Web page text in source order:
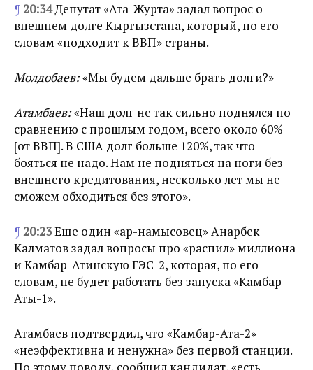
¶ 20:34Депутат «Ата-Журта» задал вопрос о
внешнем долге Кыргызстана, который, по его
словам «подходит к ВВП» страны.
Молдобаев:«Мы будем дальше брать долги?»
Атамбаев:«Наш долг не так сильно поднялся по
сравнению с прошлым годом, всего около 60%
[от ВВП]. В США долг больше 120%, так что
бояться не надо. Нам не подняться на ноги без
внешнего кредитования, несколько лет мы не
сможем обходиться без этого».
¶ 20:23Еще один «ар-намысовец» Анарбек
Калматов задал вопросы про «распил» миллиона
и Камбар-Атинскую ГЭС-2, которая, по его
словам, не будет работать без запуска «Камбар-
Аты-1».
Атамбаев подтвердил, что «Камбар-Ата-2»
«неэффективна и ненужна» без первой станции.